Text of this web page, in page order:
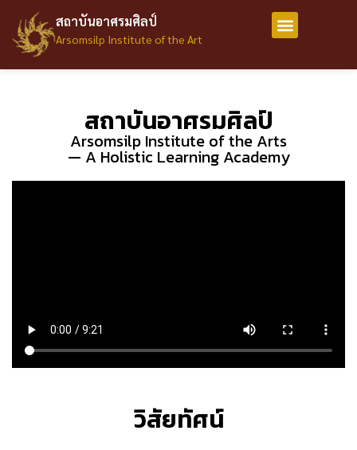
สถาบันอาศรมศิลป์
Arsomsilp Institute of the Art
สถาบันอาศรมศิลป์
Arsomsilp Institute of the Arts
— A Holistic Learning Academy
วิสัยทัศน์